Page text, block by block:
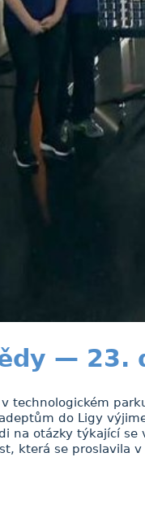
— 23.
technologickém
do Ligy
na otázky týkající se
která se proslavila